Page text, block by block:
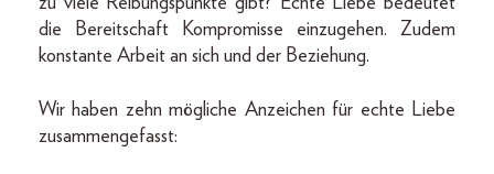
die Bereitschaft Kompromisse einzugehen. Zudem
konstante Arbeit an sich und der Beziehung.
Wir haben zehn mögliche Anzeichen für echte Liebe
zusammengefasst: